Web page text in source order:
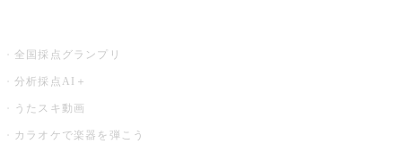
全国採点グランプリ
分析採点AI＋
うたスキ動画
カラオケで楽器を弾こう